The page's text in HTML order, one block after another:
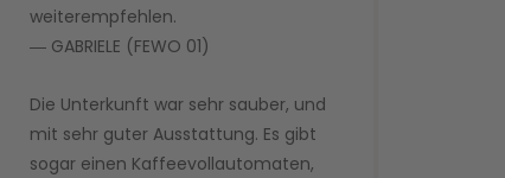
weiterempfehlen.
― GABRIELE (FEWO 01)
Die Unterkunft war sehr sauber, und
mit sehr guter Ausstattung. Es gibt
sogar einen Kaffeevollautomaten,